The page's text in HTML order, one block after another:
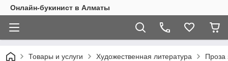
Онлайн-букинист в Алматы
Товары и услуги Художественная литература Проза